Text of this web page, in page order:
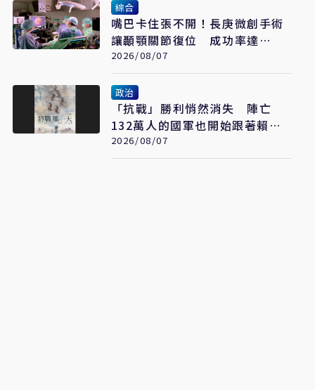
綜合
嘴巴卡住張不開！長庚微創手術
讓顳顎關節復位 成功率達
97%
2026/08/07
政治
「抗戰」勝利悄然消失 陣亡
132萬人的國軍也開始跟著賴清
德喊「終戰」了
2026/08/07